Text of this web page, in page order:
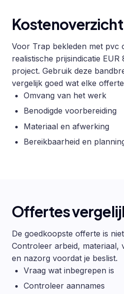
Kostenoverzicht
Voor Trap bekleden met pvc
realistische prijsindicatie
project. Gebruik deze
vergelijk goed wat elke
Omvang van het werk
Benodigde voorbereiding
Materiaal en afwerking
Bereikbaarheid en
Offertes
De goedkoopste offerte is
Controleer arbeid, materiaal,
en nazorg voordat je beslist.
Vraag wat inbegrepen is
Controleer aannames